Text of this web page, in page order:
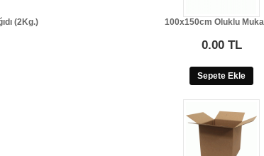
(2Kg.) 100x150cm Oluklu
0.00 TL
Sepete Ekle